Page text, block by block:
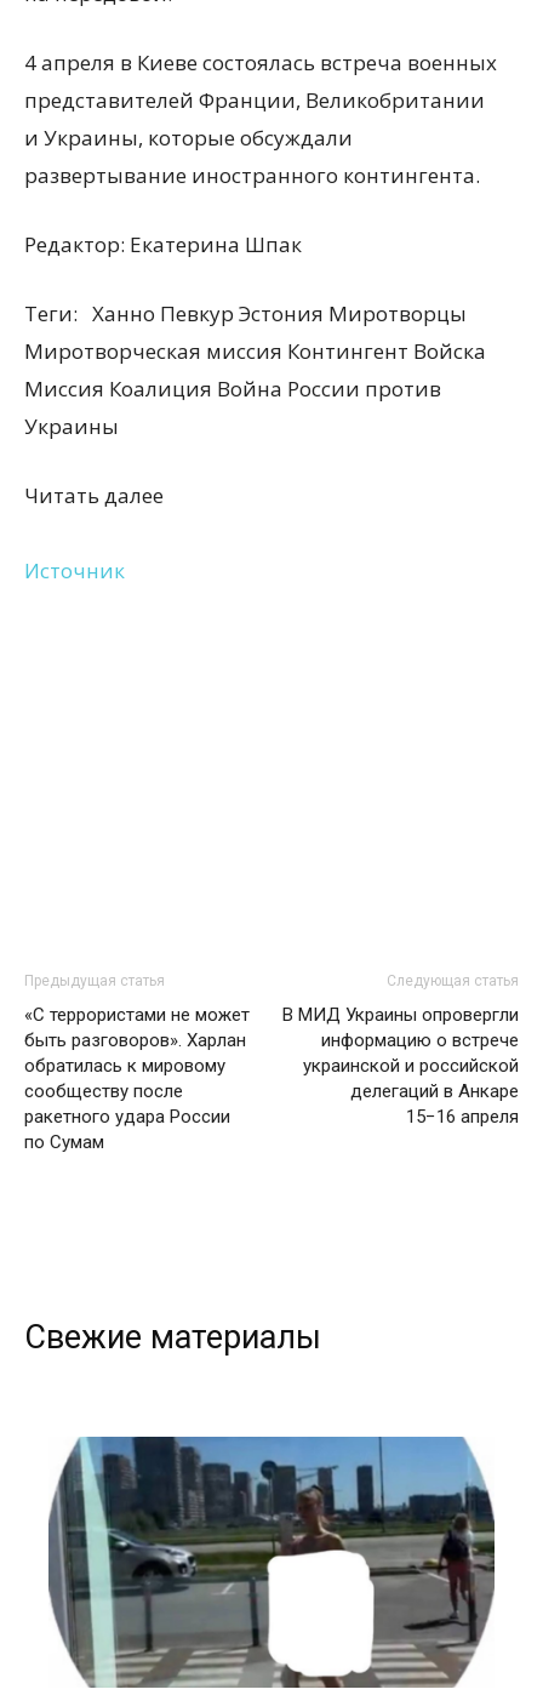
4 апреля в Киеве состоялась встреча военных
представителей Франции, Великобритании
и Украины, которые обсуждали
развертывание иностранного контингента.
Редактор: Екатерина Шпак
Теги: Ханно Певкур Эстония Миротворцы
Миротворческая миссия Контингент Войска
Миссия Коалиция Война России против
Украины
Читать далее
Источник
Предыдущая статья
«С террористами не может
быть разговоров». Харлан
обратилась к мировому
сообществу после
ракетного удара России
по Сумам
Следующая статья
В МИД Украины опровергли
информацию о встрече
украинской и российской
делегаций в Анкаре
15−16 апреля
Свежие материалы